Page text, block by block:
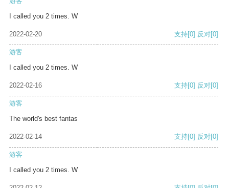
I called you 2 times. W
2022-02-20 支持[0] 反对[0]
游客
I called you 2 times. W
2022-02-16 支持[0] 反对[0]
游客
The world's best fantas
2022-02-14 支持[0] 反对[0]
游客
I called you 2 times. W